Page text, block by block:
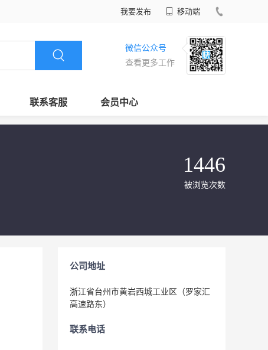
我要发布 移动端
微信公众号
查看更多工作
联系客服 会员中心
1446
被浏览次数
公司地址
浙江省台州市黄岩西城工业区（罗家汇
高速路东）
联系电话